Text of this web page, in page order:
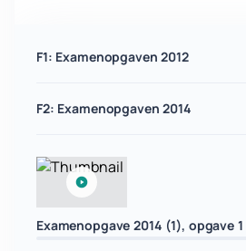
F1: Examenopgaven 2012
F2: Examenopgaven 2014
Examenopgave 2014 (1), opgave 1